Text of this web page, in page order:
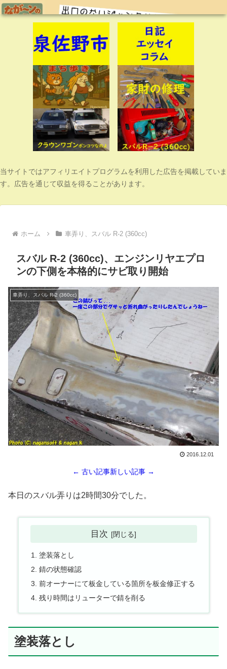
当サイトではアフィリエイトプログラムを利用した広告を掲載していま
す。広告を通じて収益を得ることがあります。
ホーム 車弄り、スバル R-2 (360cc)
スバル R-2 (360cc)、エンジンリヤエプロ
ンの下側を本格的にサビ取り開始
車弄り、スバル R-2 (360cc)
2016.12.01
← 古い記事新しい記事 →
本日のスバル弄りは2時間30分でした。
目次
塗装落とし
錆の状態確認
前オーナーにて板金している箇所を板金修正する
残り時間はリューターで錆を削る
塗装落とし